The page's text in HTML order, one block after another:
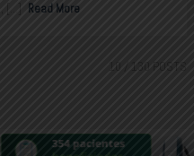
[...]
Read More
10 / 130 POSTS